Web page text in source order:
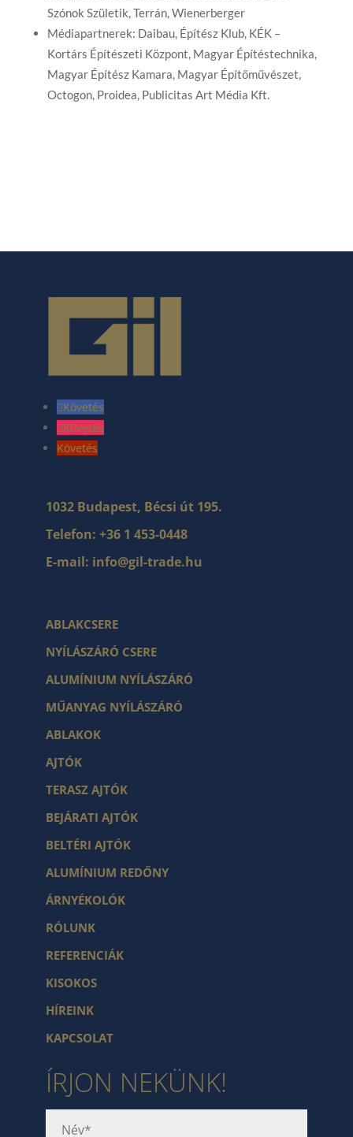
Szónok Születik, Terrán, Wienerberger
Médiapartnerek: Daibau, Építész Klub, KÉK –
Kortárs Építészeti Központ, Magyar Építéstechnika,
Magyar Építész Kamara, Magyar Építőművészet,
Octogon, Proidea, Publicitas Art Média Kft.
Követés
Követés
Követés
1032 Budapest, Bécsi út 195.
Telefon:+36 1 453-0448
E-mail: info@gil-trade.hu
ABLAKCSERE
NYÍLÁSZÁRÓ CSERE
ALUMÍNIUM NYÍLÁSZÁRÓ
MŰANYAG NYÍLÁSZÁRÓ
ABLAKOK
AJTÓK
TERASZ AJTÓK
BEJÁRATI AJTÓK
BELTÉRI AJTÓK
ALUMÍNIUM REDŐNY
ÁRNYÉKOLÓK
RÓLUNK
REFERENCIÁK
KISOKOS
HÍREINK
KAPCSOLAT
ÍRJON NEKÜNK!